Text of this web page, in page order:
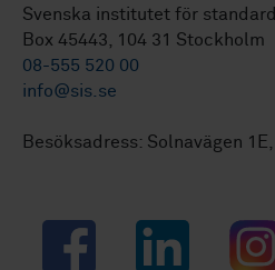
Svenska institutet för
Box 45443, 104 31 Stockholm
08-555 520 00
info@sis.se
Besöksadress: Solnavägen
Facebook LinkedIn